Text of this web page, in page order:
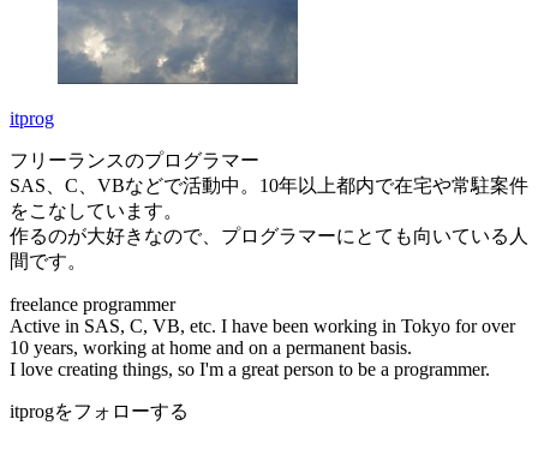
itprog
フリーランスのプログラマー
SAS、C、VBなどで活動中。10年以上都内で在宅や常駐案件
をこなしています。
作るのが大好きなので、プログラマーにとても向いている人
間です。
freelance programmer
Active in SAS, C, VB, etc. I have been working in Tokyo for over
10 years, working at home and on a permanent basis.
I love creating things, so I'm a great person to be a programmer.
itprogをフォローする